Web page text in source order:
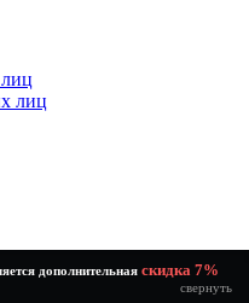
дополнительная скидка 7%
свернуть
лиц